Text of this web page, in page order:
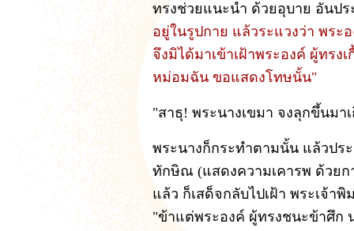
ทรงช่วยแนะนำ ด้วยอุบาย อันปร
อยู่ในรูปกาย แล้วระแวงว่า พระ
จึงมิได้มาเข้าเฝ้าพระองค์ ผู้ทรง
หม่อมฉัน ขอแสดงโทษนั้น"
"สาธุ! พระนางเขมา จงลุกขึ้นมา
พระนางก็กระทำตามนั้น แล้วปร
ทักษิณ (แสดงความเคารพ ด้วยก
แล้ว ก็เสด็จกลับไปเฝ้า พระเจ้า
"ข้าแต่พระองค์ ผู้ทรงชนะข้าศึก